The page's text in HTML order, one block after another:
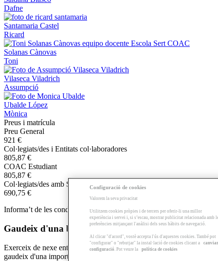
Dafne
Santamaria Castel
Ricard
Solanas Cànovas
Toni
Vilaseca Viladrich
Assumpció
Ubalde López
Mònica
Preus i matrícula
Preu General
921 €
Col·legiats/des i Entitats col·laboradores
805,87 €
COAC Estudiant
805,87 €
Col·legiats/des amb Serveis complementaris contractats
690,75 €
Informa’t de les condicions d’inscripció i matriculacióaquí.
Gaudeix d'una beca si et fas delegat/da!
Exerceix de nexe entre l'escola, els docents i els teus companys i
gaudeix d'una important beca per desenvolupar aquestes tasques.
Configuració de cookies
Valorem la seva privacitat
Utilitzem cookies pròpies i de tercers per oferir-li una millor
experiència i servei i, si s’escau, mostrar publicitat relacionada amb
preferències mitjançant l'anàlisi dels seus hàbits de navegació.
Al clicar "d'acord", vostè accepta l'ús d'aquestes cookies. També pot
"configurar" o "rebutjar" la instal·lació de cookies clicant a
canviar
configuració . Pot veure la política de cookies